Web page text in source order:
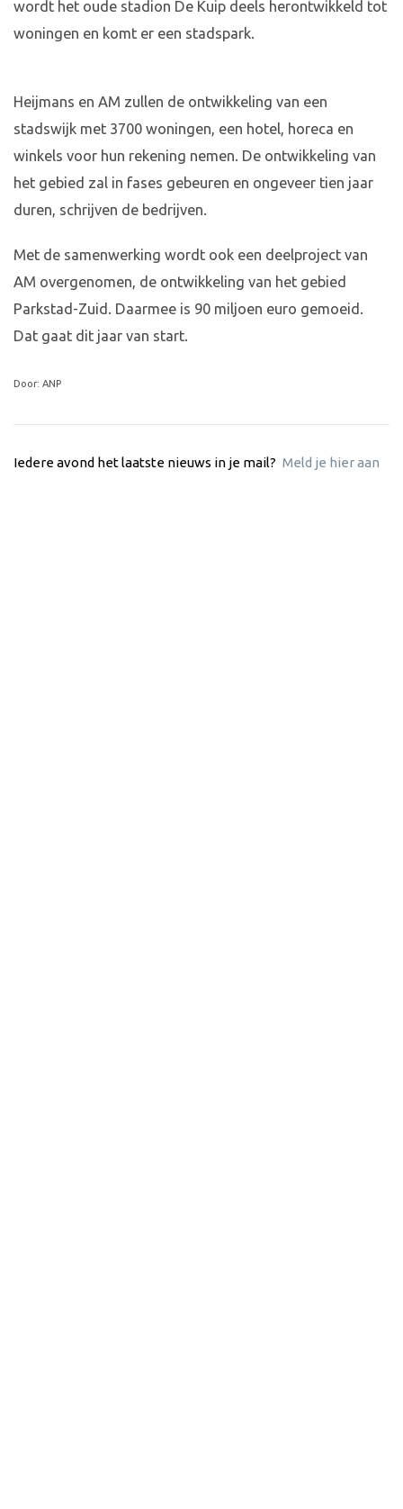
wordt het oude stadion De Kuip deels herontwikkeld tot
woningen en komt er een stadspark.
Heijmans en AM zullen de ontwikkeling van een
stadswijk met 3700 woningen, een hotel, horeca en
winkels voor hun rekening nemen. De ontwikkeling van
het gebied zal in fases gebeuren en ongeveer tien jaar
duren, schrijven de bedrijven.
Met de samenwerking wordt ook een deelproject van
AM overgenomen, de ontwikkeling van het gebied
Parkstad-Zuid. Daarmee is 90 miljoen euro gemoeid.
Dat gaat dit jaar van start.
Door: ANP
Iedere avond het laatste nieuws in je mail? Meld je hier aan